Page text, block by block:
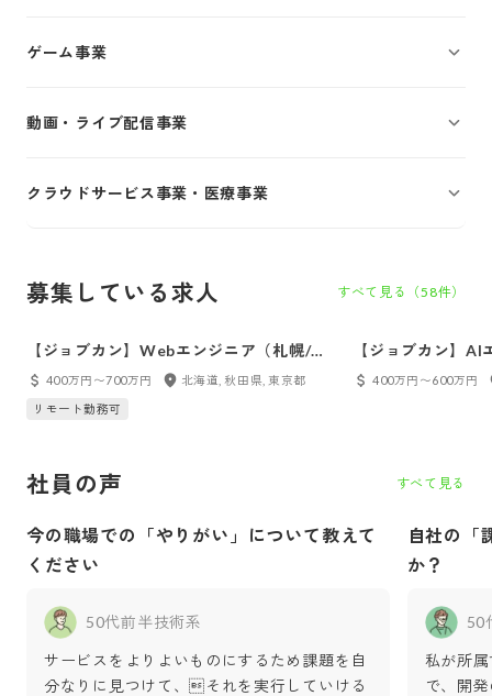
ゲーム事業
動画・ライブ配信事業
クラウドサービス事業・医療事業
募集している求人 すべて見る（58件）
【ジョブカン】Webエンジニア（札幌/東
京）400万円〜700万円
北海道, 秋田県, 東京都
リモート勤務可
【ジョブカン】
400万円〜600万円
社員の声 すべて見る
今の職場での「やりがい」について教えて
ください
50代前半技術系
サービスをよりよいものにするため課題を自
分なりに見つけて、それを実行していける
自社の「
か？
50
私が所
で、開